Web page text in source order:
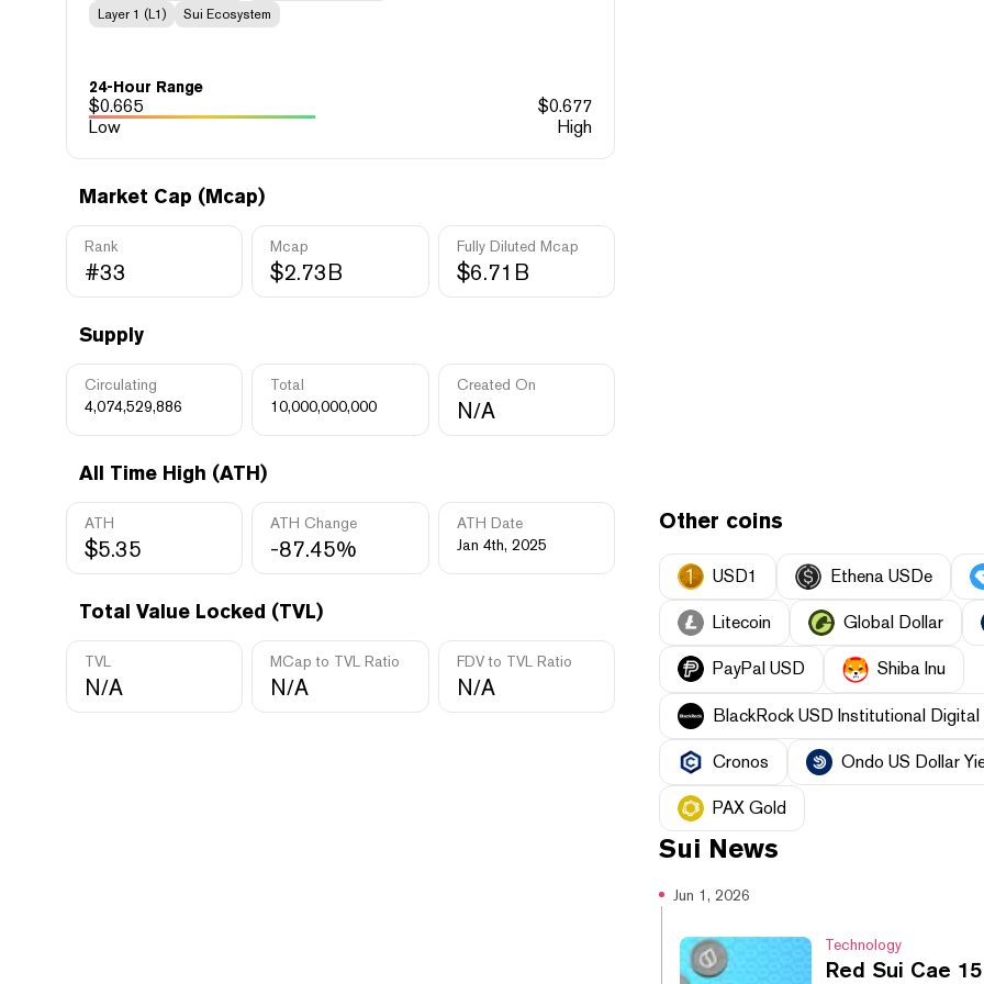
Layer 1 (L1) Sui Ecosystem
24-Hour Range
$0.665 $0.677
Low
High
Market Cap (Mcap)
Rank
#33
Mcap
$2.73B
Fully Diluted Mcap
$6.71B
Supply
Circulating
4,074,529,886
Total
10,000,000,000
Created On
N/A
All Time High (ATH)
ATH
$5.35
ATH Change
-87.45%
ATH Date
Jan 4th, 2025
Total Value Locked (TVL)
TVL
N/A
MCap to TVL Ratio
N/A
FDV to TVL Ratio
N/A
Other coins
USD1 Ethena USDe
Litecoin Global Dollar
PayPal USD Shiba Inu
BlackRock USD Institutional Digital
Cronos Ondo US Dollar
PAX Gold
Sui News
Jun 1, 2026
Technology
Red Sui Cae